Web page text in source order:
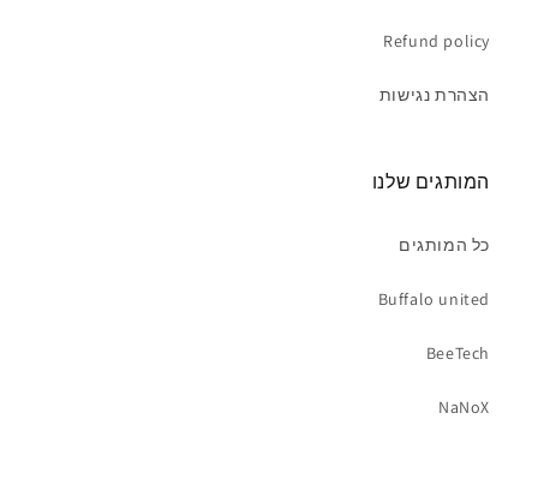
Refund policy
הצהרת נגישות
המותגים שלנו
כל המותגים
Buffalo united
BeeTech
NaNoX